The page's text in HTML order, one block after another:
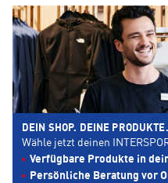
DEIN SHOP. DEINE PRODUKTE.
Wähle jetzt deinen
Verfügbare Produkte in
Persönliche Beratung vor